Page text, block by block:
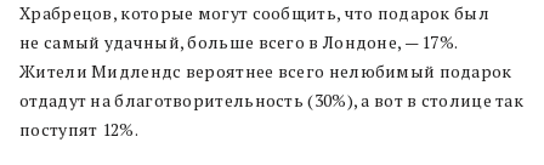
Храбрецов, которые могут сообщить, что подарок был
не самый удачный, больше всего в Лондоне, — 17%.
Жители Мидлендс вероятнее всего нелюбимый подарок
отдадут на благотворительность (30%), а вот в столице так
поступят 12%.